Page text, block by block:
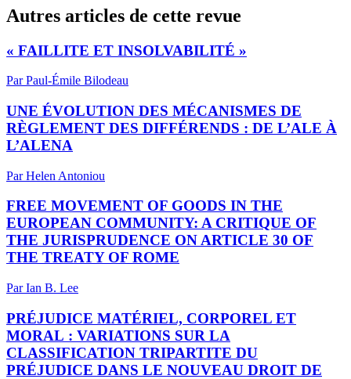
Autres articles de cette revue
« FAILLITE ET INSOLVABILITÉ »
Par Paul-Émile Bilodeau
UNE ÉVOLUTION DES MÉCANISMES DE
RÈGLEMENT DES DIFFÉRENDS : DE L’ALE À
L’ALENA
Par Helen Antoniou
FREE MOVEMENT OF GOODS IN THE
EUROPEAN COMMUNITY: A CRITIQUE OF
THE JURISPRUDENCE ON ARTICLE 30 OF
THE TREATY OF ROME
Par Ian B. Lee
PRÉJUDICE MATÉRIEL, CORPOREL ET
MORAL : VARIATIONS SUR LA
CLASSIFICATION TRIPARTITE DU
PRÉJUDICE DANS LE NOUVEAU DROIT DE